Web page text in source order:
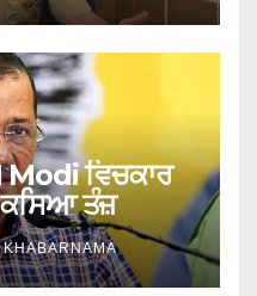
Modi ਵਿਚਕਾਰ
ਕਸਿਆ ਤੰਜ਼